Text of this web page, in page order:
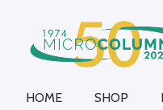
HOME SHOP